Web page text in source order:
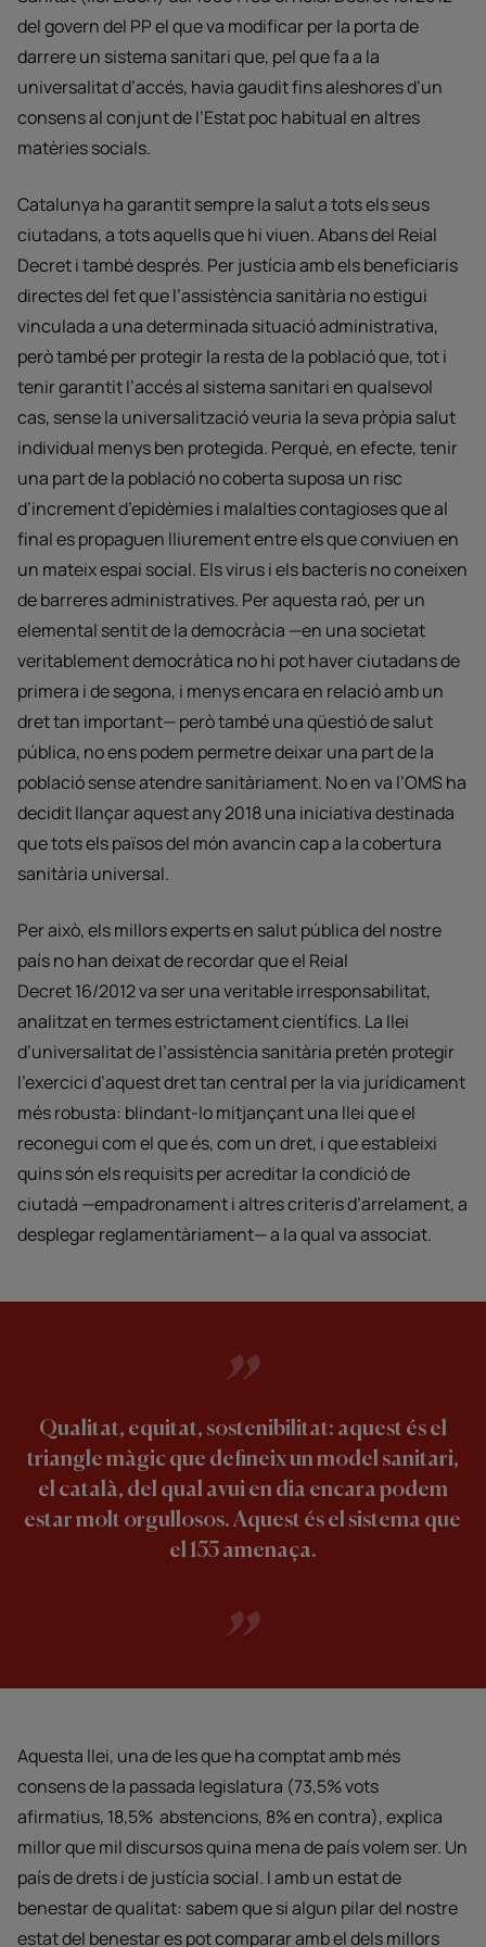
del govern del PP el que va modificar per la porta de
darrere un sistema sanitari que, pel que fa a la
universalitat d’accés, havia gaudit fins aleshores d’un
consens al conjunt de l’Estat poc habitual en altres
matèries socials.
Catalunya ha garantit sempre la salut a tots els seus
ciutadans, a tots aquells que hi viuen. Abans del Reial
Decret i també després. Per justícia amb els beneficiaris
directes del fet que l’assistència sanitària no estigui
vinculada a una determinada situació administrativa,
però també per protegir la resta de la població que, tot i
tenir garantit l’accés al sistema sanitari en qualsevol
cas, sense la universalització veuria la seva pròpia salut
individual menys ben protegida. Perquè, en efecte, tenir
una part de la població no coberta suposa un risc
d’increment d’epidèmies i malalties contagioses que al
final es propaguen lliurement entre els que conviuen en
un mateix espai social. Els virus i els bacteris no coneixen
de barreres administratives. Per aquesta raó, per un
elemental sentit de la democràcia —en una societat
veritablement democràtica no hi pot haver ciutadans de
primera i de segona, i menys encara en relació amb un
dret tan important— però també una qüestió de salut
pública, no ens podem permetre deixar una part de la
població sense atendre sanitàriament. No en va l’OMS ha
decidit llançar aquest any 2018 una iniciativa destinada
que tots els països del món avancin cap a la cobertura
sanitària universal.
Per això, els millors experts en salut pública del nostre
país no han deixat de recordar que el Reial
Decret 16/2012 va ser una veritable irresponsabilitat,
analitzat en termes estrictament científics. La llei
d’universalitat de l’assistència sanitària pretén protegir
l’exercici d’aquest dret tan central per la via jurídicament
més robusta: blindant-lo mitjançant una llei que el
reconegui com el que és, com un dret, i que estableixi
quins són els requisits per acreditar la condició de
ciutadà —empadronament i altres criteris d’arrelament, a
desplegar reglamentàriament— a la qual va associat.
Qualitat, equitat, sostenibilitat: aquest és el
triangle màgic que defineix un model sanitari,
el català, del qual avui en dia encara podem
estar molt orgullosos. Aquest és el sistema que
el 155 amenaça.
Aquesta llei, una de les que ha comptat amb més
consens de la passada legislatura (73,5% vots
afirmatius, 18,5% abstencions, 8% en contra), explica
millor que mil discursos quina mena de país volem ser. Un
país de drets i de justícia social. I amb un estat de
benestar de qualitat: sabem que si algun pilar del nostre
estat del benestar es pot comparar amb el dels millors